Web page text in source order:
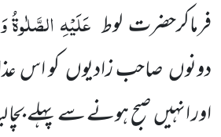
فرماکرحضرت لوط عَلَیْہِالصَّلٰوۃُ
دونوں صاحب زادیوں کو اس
اور انہیں صبح ہونے سے پہلے بچا